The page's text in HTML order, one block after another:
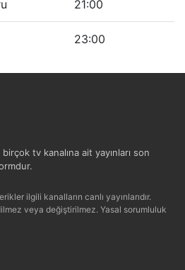
21:00
23:00
tv kanalına ait yayınları son
ilgili kanalların canlı yayınlarıdır.
veya değiştirilmez. Yasal sorumluluk